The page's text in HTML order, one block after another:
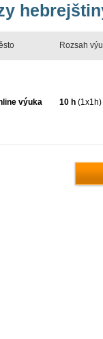
Rozsah
výuka 10 h (1x1h)